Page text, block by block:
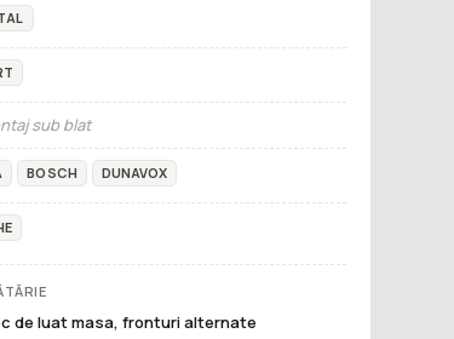
sub blat
BOSCH DUNAVOX
de luat masa, fronturi alternate